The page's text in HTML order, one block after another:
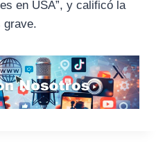
en USA”, y calificó la
grave.